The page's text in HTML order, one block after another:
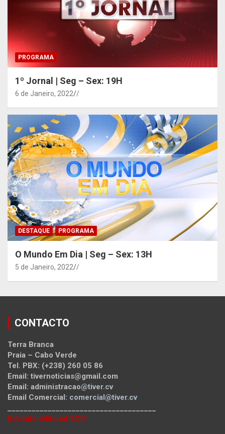
PROGRAMA
1º Jornal | Seg – Sex: 19H
6 de Janeiro, 2022 /
DESTAQUE PROGRAMA
O Mundo Em Dia | Seg – Sex: 13H
5 de Janeiro, 2022 /
CONTACTO
Terra Branca
Praia – Cabo Verde
Tel. PBX: (+238) 260 05 86
Email: tivernoticias@gmail.com
Email: administracao@tiver.cv
Email Comercial: comercial@tiver.cv
Estatuto Editorial SCD